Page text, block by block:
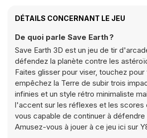
DÉTAILS CONCERNANT LE JEU
De quoi parle Save Earth ?
Save Earth 3D est un jeu de tir
défendez la planète contre les
Faites glisser pour viser, touchez pour
empêchez la Terre de subir trois
infinies et un style rétro minimaliste
l'accent sur les réflexes et les scores
vous capable de continuer à défendre
Amusez-vous à jouer à ce jeu ici sur